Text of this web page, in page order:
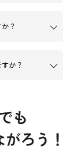
？
か？